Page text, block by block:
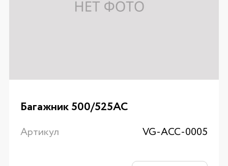
Багажник 500/525AC
Артикул VG-ACC-0005